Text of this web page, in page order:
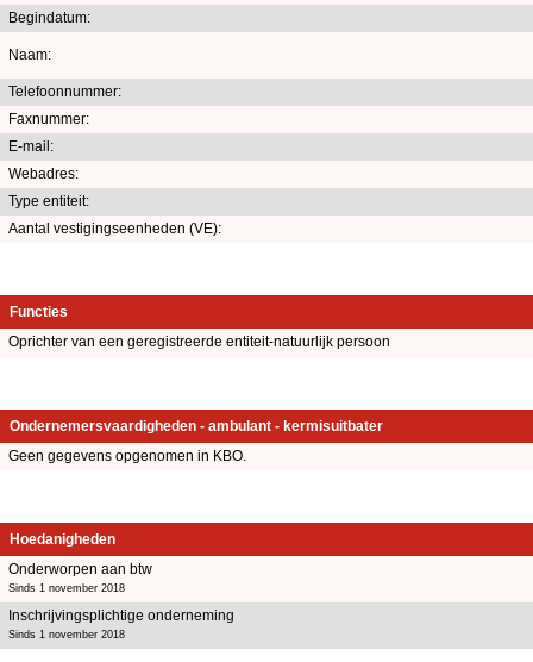
Begindatum:
Naam:
Telefoonnummer:
Faxnummer:
E-mail:
Webadres:
Type entiteit:
Aantal vestigingseenheden (VE):
Functies
Oprichter van een geregistreerde entiteit-natuurlijk persoon
Ondernemersvaardigheden - ambulant - kermisuitbater
Geen gegevens opgenomen in KBO.
Hoedanigheden
Onderworpen aan btw
Sinds 1 november 2018
Inschrijvingsplichtige onderneming
Sinds 1 november 2018